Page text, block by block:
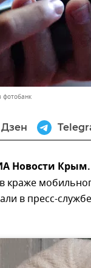
фотобанк
Дзен
Новости Крым.
краже
в пресс-